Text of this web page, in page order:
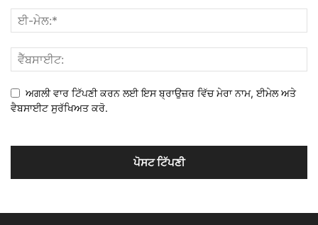
ਅਗਲੀ ਵਾਰ ਟਿੱਪਣੀ ਕਰਨ ਲਈ ਇਸ ਬ੍ਰਾਉਜ਼ਰ ਵਿੱਚ ਮੇਰਾ ਨਾਮ, ਈਮੇਲ ਅਤੇ
ਵੈਬਸਾਈਟ ਸੁਰੱਖਿਅਤ ਕਰੋ.